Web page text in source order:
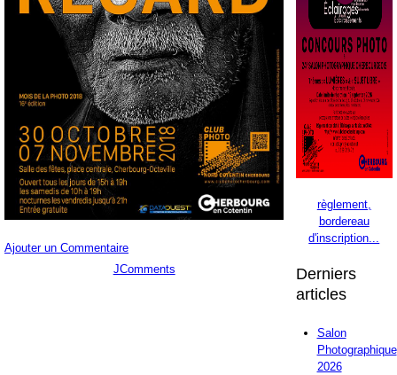
Ajouter un Commentaire
JComments
règlement,
bordereau
d'inscription...
Derniers
articles
Salon
Photographique
2026